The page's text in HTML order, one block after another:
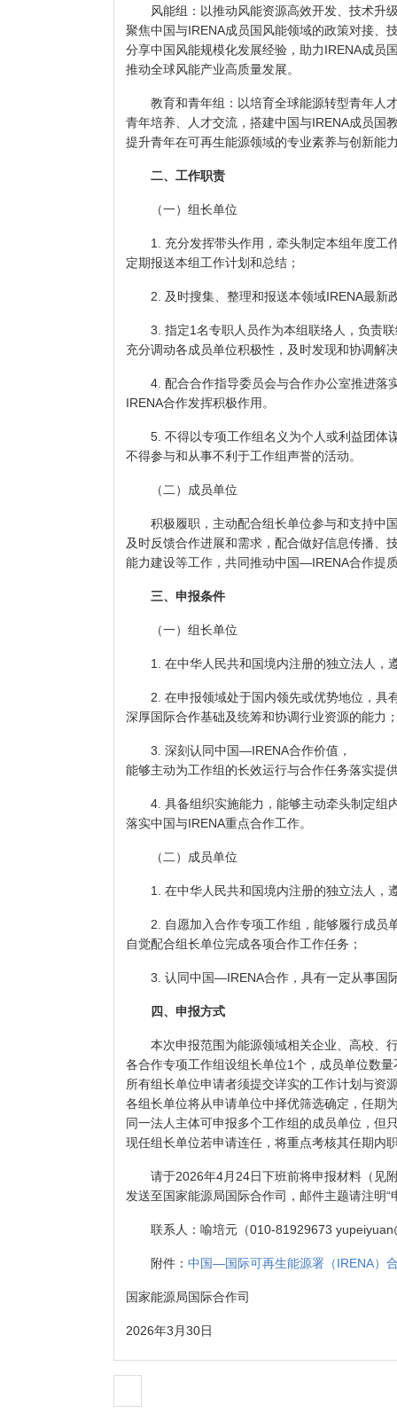
风能组：以推动风能资源高效开发、技术升
聚焦中国与IRENA成员国风能领域的政策对接、
分享中国风能规模化发展经验，助力IRENA成员
推动全球风能产业高质量发展。
教育和青年组：以培育全球能源转型青年人
青年培养、人才交流，搭建中国与IRENA成员国
提升青年在可再生能源领域的专业素养与创新能
二、工作职责
（一）组长单位
1. 充分发挥带头作用，牵头制定本组年度工
定期报送本组工作计划和总结；
2. 及时搜集、整理和报送本领域IRENA最新
3. 指定1名专职人员作为本组联络人，负责联
充分调动各成员单位积极性，及时发现和协调解
4. 配合合作指导委员会与合作办公室推进落
IRENA合作发挥积极作用。
5. 不得以专项工作组名义为个人或利益团体
不得参与和从事不利于工作组声誉的活动。
（二）成员单位
积极履职，主动配合组长单位参与和支持中
及时反馈合作进展和需求，配合做好信息传播、
能力建设等工作，共同推动中国—IRENA合作提
三、申报条件
（一）组长单位
1. 在中华人民共和国境内注册的独立法人，
2. 在申报领域处于国内领先或优势地位，具
深厚国际合作基础及统筹和协调行业资源的能力
3. 深刻认同中国—IRENA合作价值，
能够主动为工作组的长效运行与合作任务落实提
4. 具备组织实施能力，能够主动牵头制定组
落实中国与IRENA重点合作工作。
（二）成员单位
1. 在中华人民共和国境内注册的独立法人，
2. 自愿加入合作专项工作组，能够履行成员
自觉配合组长单位完成各项合作工作任务；
3. 认同中国—IRENA合作，具有一定从事国
四、申报方式
本次申报范围为能源领域相关企业、高校、
各合作专项工作组设组长单位1个，成员单位数量
所有组长单位申请者须提交详实的工作计划与资
各组长单位将从申请单位中择优筛选确定，任期
同一法人主体可申报多个工作组的成员单位，但
现任组长单位若申请连任，将重点考核其任期内
请于2026年4月24日下班前将申报材料（见
发送至国家能源局国际合作司，邮件主题请注明
联系人：喻培元（010-81929673
附件： 中国—国际可再生能源署（IRENA）
国家能源局国际合作司
2026年3月30日